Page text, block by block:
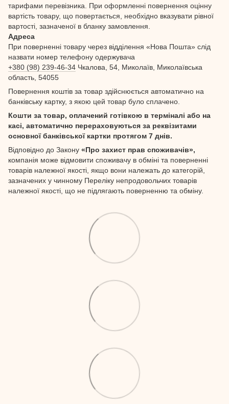
тарифами перевізника. При оформленні повернення оцінну
вартість товару, що повертається, необхідно вказувати рівної
вартості, зазначеної в бланку замовлення.
Адреса
При поверненні товару через відділення «Нова Пошта» слід
назвати номер телефону одержувача
+380 (98) 239-46-34 Чкалова, 54, Миколаїв, Миколаївська
область, 54055
Повернення коштів за товар здійснюється автоматично на
банківську картку, з якою цей товар було сплачено.
Кошти за товар, оплачений готівкою в терміналі або на
касі, автоматично перераховуються за реквізитами
основної банківської картки протягом 7 днів.
Відповідно до Закону «Про захист прав споживачів»,
компанія може відмовити споживачу в обміні та поверненні
товарів належної якості, якщо вони належать до категорій,
зазначених у чинному Переліку непродовольчих товарів
належної якості, що не підлягають поверненню та обміну.